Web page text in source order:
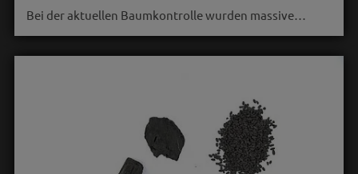
Bei der aktuellen Baumkontrolle wurden massive…